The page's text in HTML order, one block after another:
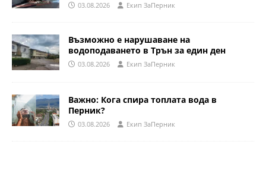
03.08.2026 Eкип ЗаПерник
Възможно е нарушаване на
водоподаването в Трън за един ден
03.08.2026 Eкип ЗаПерник
Важно: Кога спира топлата вода в
Перник?
03.08.2026 Eкип ЗаПерник